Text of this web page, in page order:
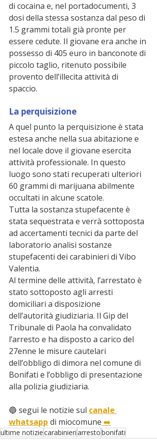
di cocaina e, nel portadocumenti, 3
dosi della stessa sostanza dal peso di
1.5 grammi totali già pronte per
essere cedute. Il giovane era anche in
possesso di 405 euro in banconote di
piccolo taglio, ritenuto possibile
provento dell’illecita attività di
spaccio.
La perquisizione
A quel punto la perquisizione è stata
estesa anche nella sua abitazione e
nel locale dove il giovane esercita
attività professionale. In questo
luogo sono stati recuperati ulteriori
60 grammi di marijuana abilmente
occultati in alcune scatole.
Tutta la sostanza stupefacente è
stata sequestrata e verrà sottoposta
ad accertamenti tecnici da parte del
laboratorio analisi sostanze
stupefacenti dei carabinieri di Vibo
Valentia.
Al termine delle attività, l’arrestato è
stato sottoposto agli arresti
domiciliari a disposizione
dell’autorità giudiziaria. Il Gip del
Tribunale di Paola ha convalidato
l’arresto e ha disposto a carico del
27enne le misure cautelari
dell’obbligo di dimora nel comune di
Bonifati e l’obbligo di presentazione
alla polizia giudiziaria.
🔵 segui le notizie sul canale
whatsapp di miocomune ➡️
ultime notiziecarabinieriarrestobonifati